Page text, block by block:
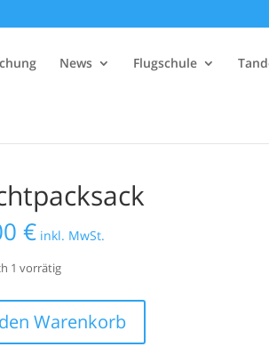
News Flugschule
€ inkl. MwSt.
1 vorrätig
Warenkorb